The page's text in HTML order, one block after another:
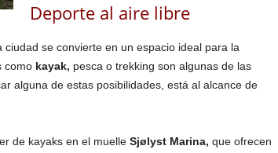
Deporte al aire libre
se convierte en un espacio ideal para la
como kayak, pesca o trekking son algunas de las
alguna de estas posibilidades, está al alcance de
de kayaks en el muelle Sjølyst Marina, que ofrecen